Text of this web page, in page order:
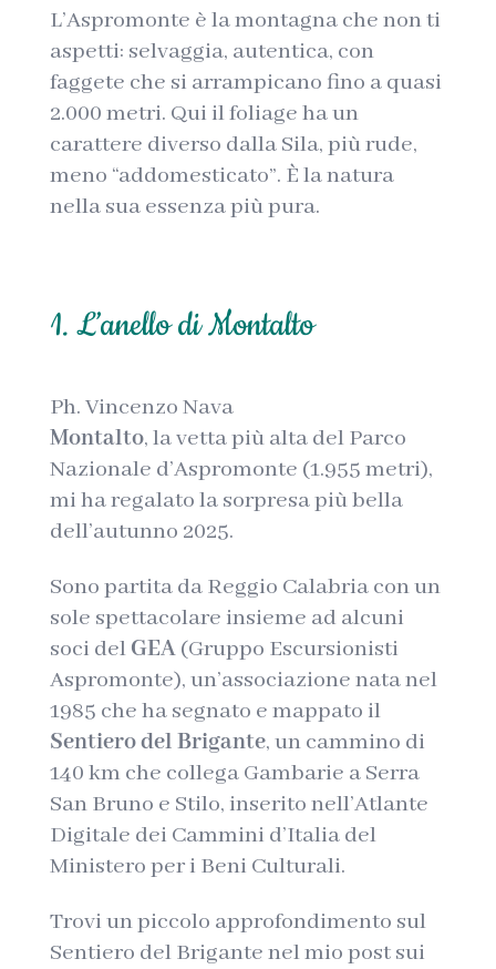
L’Aspromonte è la montagna che non ti
aspetti: selvaggia, autentica, con
faggete che si arrampicano fino a quasi
2.000 metri. Qui il foliage ha un
carattere diverso dalla Sila, più rude,
meno “addomesticato”. È la natura
nella sua essenza più pura.
1. L’anello di Montalto
Ph. Vincenzo Nava
Montalto, la vetta più alta del Parco
Nazionale d’Aspromonte (1.955 metri),
mi ha regalato la sorpresa più bella
dell’autunno 2025.
Sono partita da Reggio Calabria con un
sole spettacolare insieme ad alcuni
soci del GEA(Gruppo Escursionisti
Aspromonte), un’associazione nata nel
1985 che ha segnato e mappato il
Sentiero del Brigante, un cammino di
140 km che collega Gambarie a Serra
San Bruno e Stilo, inserito nell’Atlante
Digitale dei Cammini d’Italia del
Ministero per i Beni Culturali.
Trovi un piccolo approfondimento sul
Sentiero del Brigante nel mio post sui